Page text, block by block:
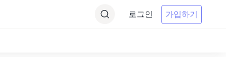
로그인 가입하기